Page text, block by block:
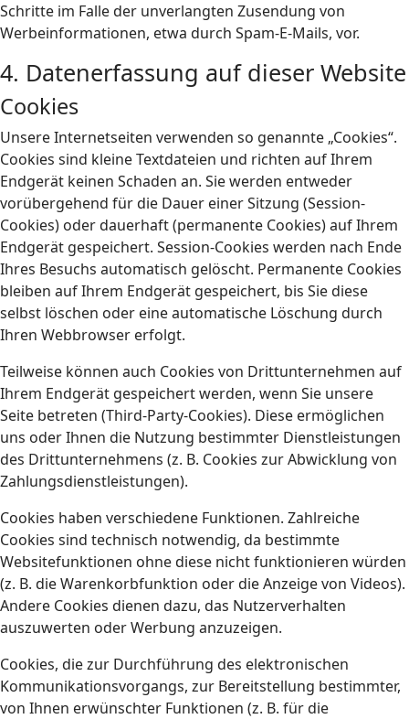
Schritte im Falle der unverlangten Zusendung von
Werbeinformationen, etwa durch Spam-E-Mails, vor.
4. Datenerfassung auf dieser Website
Cookies
Unsere Internetseiten verwenden so genannte „Cookies“.
Cookies sind kleine Textdateien und richten auf Ihrem
Endgerät keinen Schaden an. Sie werden entweder
vorübergehend für die Dauer einer Sitzung (Session-
Cookies) oder dauerhaft (permanente Cookies) auf Ihrem
Endgerät gespeichert. Session-Cookies werden nach Ende
Ihres Besuchs automatisch gelöscht. Permanente Cookies
bleiben auf Ihrem Endgerät gespeichert, bis Sie diese
selbst löschen oder eine automatische Löschung durch
Ihren Webbrowser erfolgt.
Teilweise können auch Cookies von Drittunternehmen auf
Ihrem Endgerät gespeichert werden, wenn Sie unsere
Seite betreten (Third-Party-Cookies). Diese ermöglichen
uns oder Ihnen die Nutzung bestimmter Dienstleistungen
des Drittunternehmens (z. B. Cookies zur Abwicklung von
Zahlungsdienstleistungen).
Cookies haben verschiedene Funktionen. Zahlreiche
Cookies sind technisch notwendig, da bestimmte
Websitefunktionen ohne diese nicht funktionieren würden
(z. B. die Warenkorbfunktion oder die Anzeige von Videos).
Andere Cookies dienen dazu, das Nutzerverhalten
auszuwerten oder Werbung anzuzeigen.
Cookies, die zur Durchführung des elektronischen
Kommunikationsvorgangs, zur Bereitstellung bestimmter,
von Ihnen erwünschter Funktionen (z. B. für die